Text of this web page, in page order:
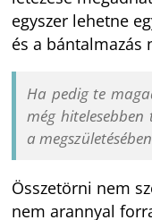
egyszer lehetne
és a bántalmazás
Ha pedig te
még
a
Összetörni nem
nem arannyal